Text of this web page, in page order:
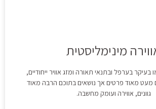
מינימליסטית
בעיקר בערפל ובתנאי תאורה ומזג אוויר ייחודיים,
מעט מאוד פרטים אך נושאים בתוכם הרבה מאוד
גוונים, אווירה ועומק מחשבה.